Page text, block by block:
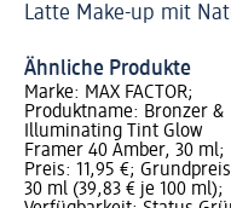
Latte Make-up mit
Ähnliche Produkte
Marke: MAX FACTOR;
Produktname: Bronzer &
Illuminating Tint Glow
Framer 40 Amber, 30 ml;
Preis: 11,95 €;
30 ml (39,83 € je 100 ml);